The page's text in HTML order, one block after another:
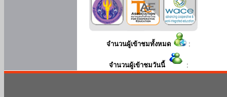
จำนวนผู้เข้าชมทั้งหมด :
จำนวนผู้เข้าชมวันนี้ :